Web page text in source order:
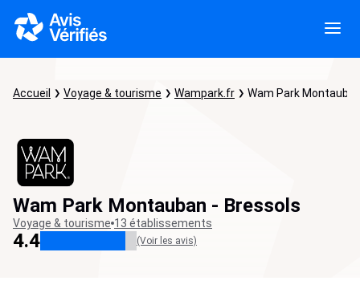
Accueil Voyage & tourisme Wampark.fr Wam Park
Wam Park Montauban - Bressols
Voyage & tourisme 13 établissements
4.4 (Voir les avis)